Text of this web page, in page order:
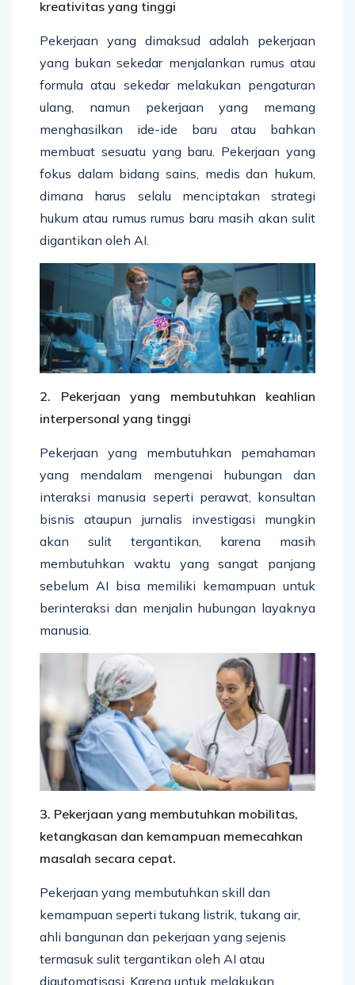
kreativitas yang tinggi
Pekerjaan yang dimaksud adalah pekerjaan
yang bukan sekedar menjalankan rumus atau
formula atau sekedar melakukan pengaturan
ulang, namun pekerjaan yang memang
menghasilkan ide-ide baru atau bahkan
membuat sesuatu yang baru. Pekerjaan yang
fokus dalam bidang sains, medis dan hukum,
dimana harus selalu menciptakan strategi
hukum atau rumus rumus baru masih akan sulit
digantikan oleh AI.
2. Pekerjaan yang membutuhkan keahlian
interpersonal yang tinggi
Pekerjaan yang membutuhkan pemahaman
yang mendalam mengenai hubungan dan
interaksi manusia seperti perawat, konsultan
bisnis ataupun jurnalis investigasi mungkin
akan sulit tergantikan, karena masih
membutuhkan waktu yang sangat panjang
sebelum AI bisa memiliki kemampuan untuk
berinteraksi dan menjalin hubungan layaknya
manusia.
3. Pekerjaan yang membutuhkan mobilitas,
ketangkasan dan kemampuan memecahkan
masalah secara cepat.
Pekerjaan yang membutuhkan skill dan
kemampuan seperti tukang listrik, tukang air,
ahli bangunan dan pekerjaan yang sejenis
termasuk sulit tergantikan oleh AI atau
diautomatisasi. Karena untuk melakukan